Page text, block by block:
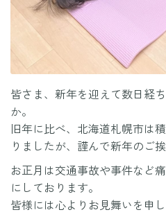
皆さま、新年を迎えて数日経
か。
旧年に比べ、北海道札幌市は
りましたが、謹んで新年のご
お正月は交通事故や事件など
にしております。
皆様には心よりお見舞いを申し